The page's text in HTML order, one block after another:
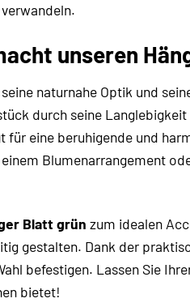
unseren
naturnahe Optik und
durch seine
eine beruhigende und
Blumenarrangement
Blatt grün zum idealen
gestalten. Dank der
befestigen. Lassen Sie
bietet!